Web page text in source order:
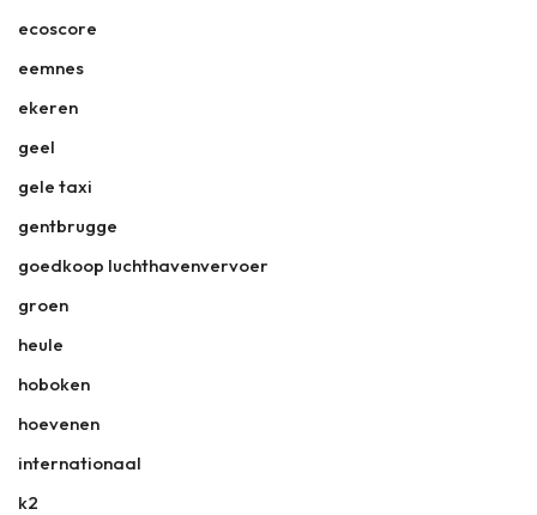
ecoscore
eemnes
ekeren
geel
gele taxi
gentbrugge
goedkoop luchthavenvervoer
groen
heule
hoboken
hoevenen
internationaal
k2